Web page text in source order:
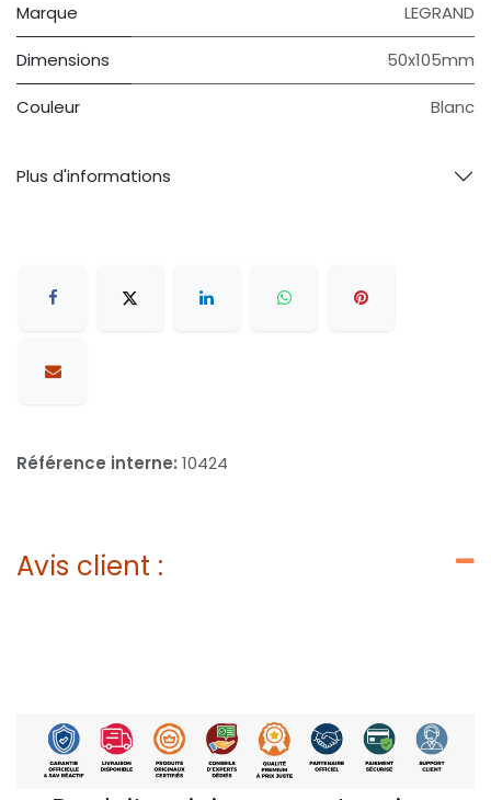
Marque LEGRAND
Dimensions 50x105mm
Couleur Blanc
Plus d'informations
Référence interne: 10424
Avis client :